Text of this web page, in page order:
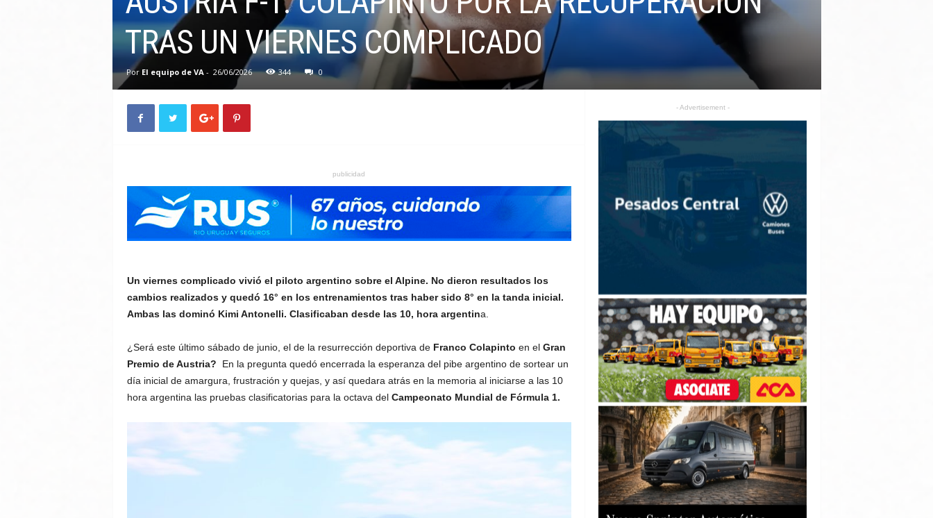
TRAS UN VIERNES COMPLICADO
Por El equipo de VA- 26/06/2026 344 0
publicidad
Un viernes complicado vivió el piloto argentino sobre el Alpine. No dieron resultados los
cambios realizados y quedó 16° en los entrenamientos tras haber sido 8° en la tanda inicial.
Ambas las dominó Kimi Antonelli. Clasificaban desde las 10, hora argentina.
¿Será este último sábado de junio, el de la resurrección deportiva de Franco Colapinto en el Gran
Premio de Austria? En la pregunta quedó encerrada la esperanza del pibe argentino de sortear un
día inicial de amargura, frustración y quejas, y así quedara atrás en la memoria al iniciarse a las 10
hora argentina las pruebas clasificatorias para la octava delCampeonato Mundial de Fórmula 1.
- Advertisement -